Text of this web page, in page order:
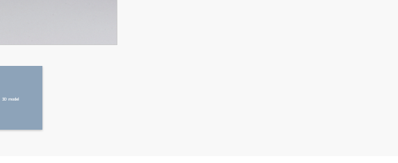
3D model